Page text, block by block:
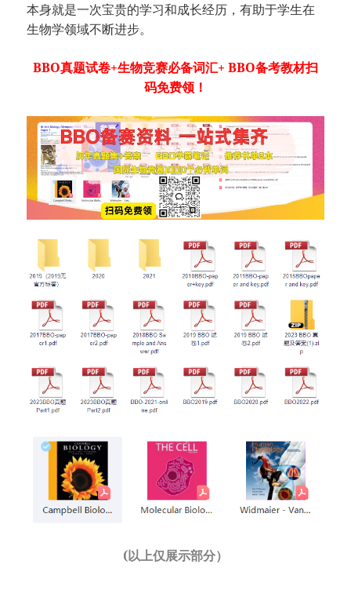
本身就是一次宝贵的学习和成长经历，有助于学生在
生物学领域不断进步。
BBO真题试卷+生物竞赛必备词汇+ BBO备考教材扫
码免费领！
(以上仅展示部分）